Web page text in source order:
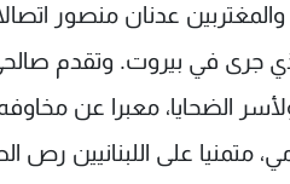
والمغتربين عدنان منصور
جرى في بيروت. وتقدم صالحي
الضحايا، معبرا عن
متمنيا على اللبنانيين